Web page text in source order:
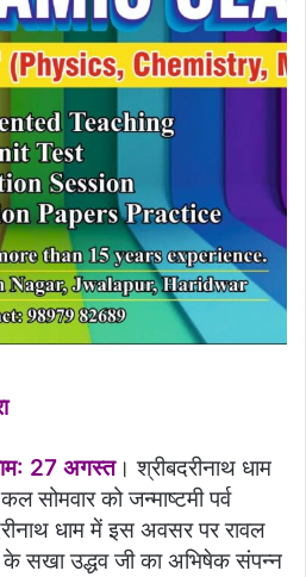
27 अगस्त। श्रीबदरीनाथ धाम
सोमवार को जन्माष्टमी पर्व
धाम में इस अवसर पर रावल
सखा उद्धव जी का अभिषेक संपन्न